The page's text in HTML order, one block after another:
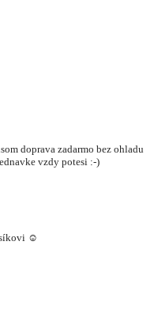
doprava zadarmo bez ohladu
vzdy potesi :-)
☺️